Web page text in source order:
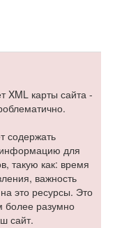
XML карты сайта -
содержать
для
такую как: время
важность
это ресурсы. Это
более разумно
сайт.